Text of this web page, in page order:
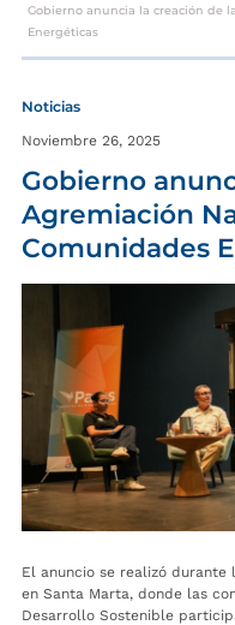
Gobierno anuncia la creación de
Energéticas
Noticias
Noviembre 26, 2025
Gobierno
Agremiación
Comunidades
El anuncio se realizó durante
en Santa Marta, donde las
Desarrollo Sostenible